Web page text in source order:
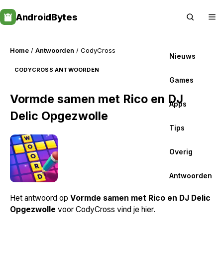
to
content
AndroidBytes
Nieuws
Games
Apps
Tips
Overig
Antwoorden
Home / Antwoorden / CodyCross
CODYCROSS ANTWOORDEN
Vormde samen met Rico en DJ
Delic Opgezwolle
Het antwoord op Vormde samen met Rico en DJ Delic
Opgezwolle voor CodyCross vind je hier.